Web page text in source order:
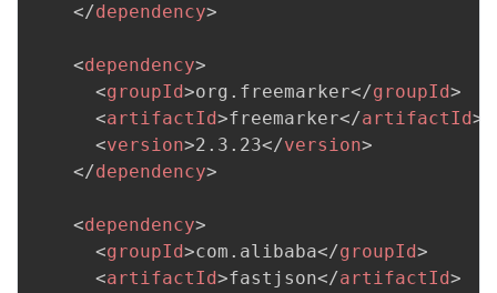
</dependency>
<dependency>
<groupId>org.freemarker</groupId>
<artifactId>freemarker</artifactId>
<version>2.3.23</version>
</dependency>
<dependency>
<groupId>com.alibaba</groupId>
<artifactId>fastjson</artifactId>